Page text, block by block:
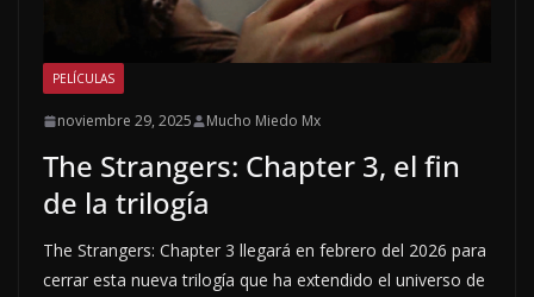
PELÍCULAS
noviembre 29, 2025 Mucho Miedo Mx
The Strangers: Chapter 3, el fin
de la trilogía
The Strangers: Chapter 3 llegará en febrero del 2026 para
cerrar esta nueva trilogía que ha extendido el universo de